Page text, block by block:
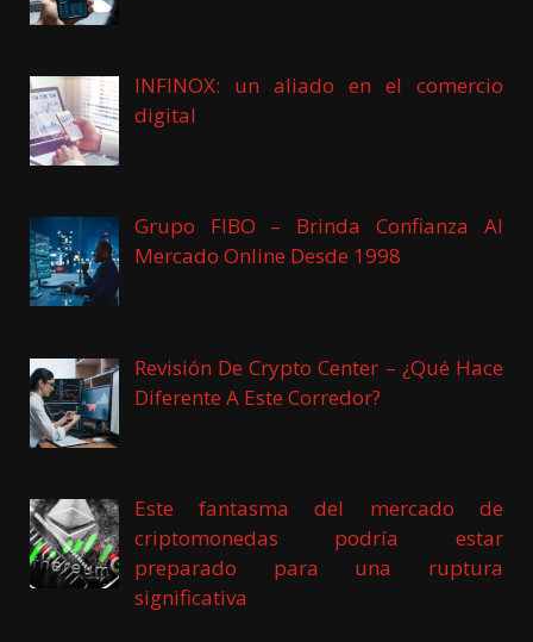
INFINOX: un aliado en el comercio
digital
Grupo FIBO – Brinda Confianza Al
Mercado Online Desde 1998
Revisión De Crypto Center – ¿Qué Hace
Diferente A Este Corredor?
Este fantasma del mercado de
criptomonedas podría estar
preparado para una ruptura
significativa